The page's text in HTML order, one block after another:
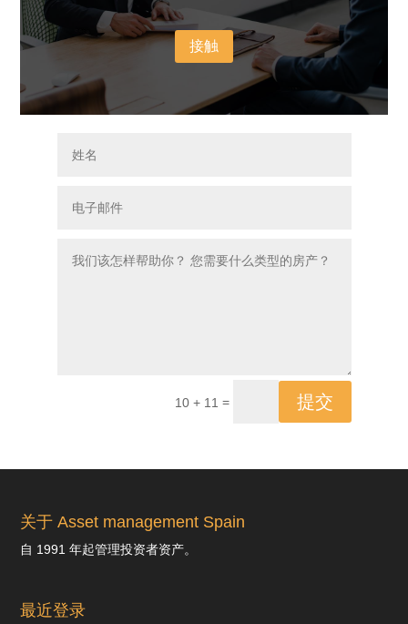
接触
10 + 11 = 提交
关于 Asset management Spain
自 1991 年起管理投资者资产。
最近登录